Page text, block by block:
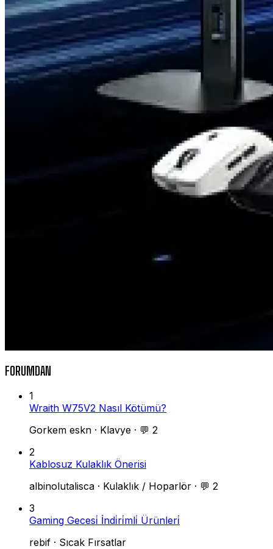
FORUMDAN
1
Wraith W75V2 Nasıl Kötümü?
Gorkem eskn · Klavye · 💬 2
2
Kablosuz Kulaklık Önerisi
albinolutalisca · Kulaklık / Hoparlör · 💬 2
3
Gaming Gecesi̇ İndi̇ri̇mli̇ Ürünleri̇
rebif · Sıcak Fırsatlar